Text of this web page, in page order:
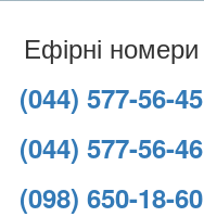
Ефірні номери
(044) 577-56-45
(044) 577-56-46
(098) 650-18-60